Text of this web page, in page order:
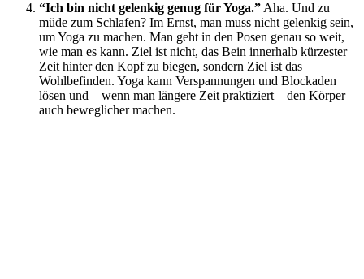
“Ich bin nicht gelenkig genug für Yoga.”Aha. Und zu
müde zum Schlafen? Im Ernst, man muss nicht gelenkig sein,
um Yoga zu machen. Man geht in den Posen genau so weit,
wie man es kann. Ziel ist nicht, das Bein innerhalb kürzester
Zeit hinter den Kopf zu biegen, sondern Ziel ist das
Wohlbefinden. Yoga kann Verspannungen und Blockaden
lösen und – wenn man längere Zeit praktiziert – den Körper
auch beweglicher machen.